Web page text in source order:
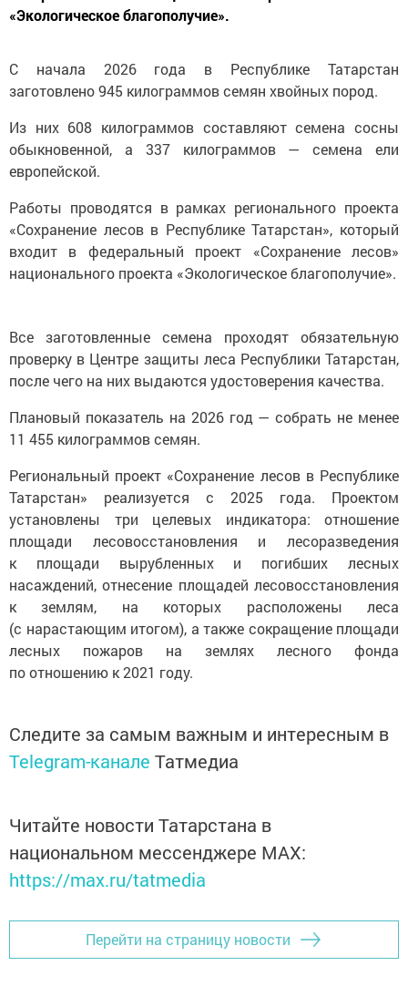
«Экологическое благополучие».
С начала 2026 года в Республике Татарстан
заготовлено 945 килограммов семян хвойных пород.
Из них 608 килограммов составляют семена сосны
обыкновенной, а 337 килограммов — семена ели
европейской.
Работы проводятся в рамках регионального проекта
«Сохранение лесов в Республике Татарстан», который
входит в федеральный проект «Сохранение лесов»
национального проекта «Экологическое благополучие».
Все заготовленные семена проходят обязательную
проверку в Центре защиты леса Республики Татарстан,
после чего на них выдаются удостоверения качества.
Плановый показатель на 2026 год — собрать не менее
11 455 килограммов семян.
Региональный проект «Сохранение лесов в Республике
Татарстан» реализуется с 2025 года. Проектом
установлены три целевых индикатора: отношение
площади лесовосстановления и лесоразведения
к площади вырубленных и погибших лесных
насаждений, отнесение площадей лесовосстановления
к землям, на которых расположены леса
(с нарастающим итогом), а также сокращение площади
лесных пожаров на землях лесного фонда
по отношению к 2021 году.
Следите за самым важным и интересным в
Telegram-канале Татмедиа
Читайте новости Татарстана в
национальном мессенджере MАХ:
https://max.ru/tatmedia
Перейти на страницу новости